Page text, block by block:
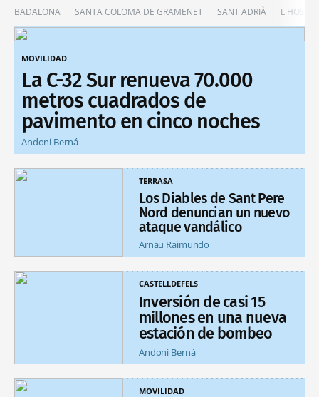
BADALONA SANTA COLOMA DE GRAMENET SANT ADRIÀ
MOVILIDAD
La C-32 Sur renueva 70.000
metros cuadrados de
pavimento en cinco noches
Andoni Berná
TERRASA
Los Diables de Sant Pere
Nord denuncian un nuevo
ataque vandálico
Arnau Raimundo
CASTELLDEFELS
Inversión de casi 15
millones en una nueva
estación de bombeo
Andoni Berná
MOVILIDAD